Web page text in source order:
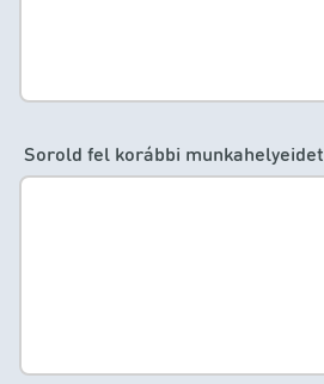
Sorold fel korábbi munkahelyeidet